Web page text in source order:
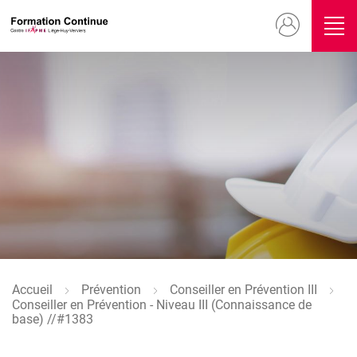
au
contenu
principal
Menu
du
Fil
d'Ariane
Accueil Prévention
Conseiller en Prévention III
Conseiller en Prévention - Niveau III (Connaissance de
base) //#1383